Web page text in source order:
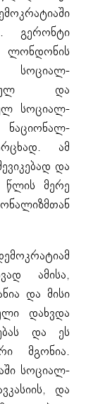
გერონტი
ლონდონის
სოციალ-
და
სოციალ-
ამ
და
წლის მერე
ამისა,
და მისი
დახვდა
და ეს
მგონია.
სოციალ-
და